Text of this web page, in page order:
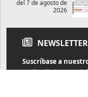
del 7 de agosto de
2026
NEWSLETTER
Suscríbase a
Reciba diariamente